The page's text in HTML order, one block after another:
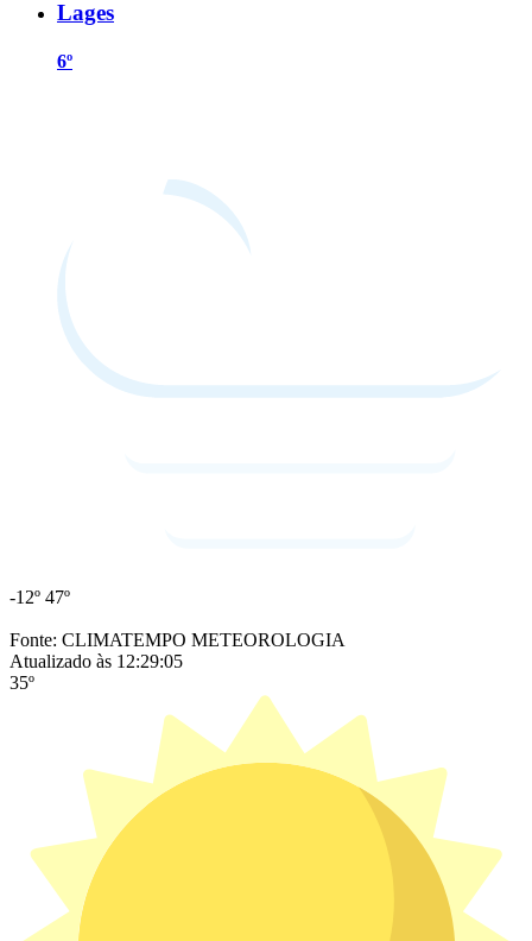
Lages
6º
-12º 47º
Fonte: CLIMATEMPO METEOROLOGIA
Atualizado às 12:29:05
35º